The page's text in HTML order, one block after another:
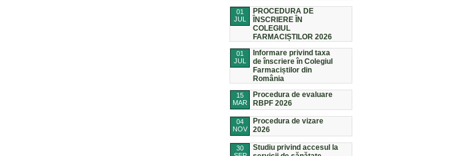
01
JUL
PROCEDURA DE
ÎNSCRIERE ÎN
COLEGIUL
FARMACIȘTILOR 2026
01
JUL
Informare privind taxa
de înscriere în Colegiul
Farmaciștilor din
România
15
MAR
Procedura de evaluare
RBPF 2026
04
NOV
Procedura de vizare
2026
30
Studiu privind accesul la